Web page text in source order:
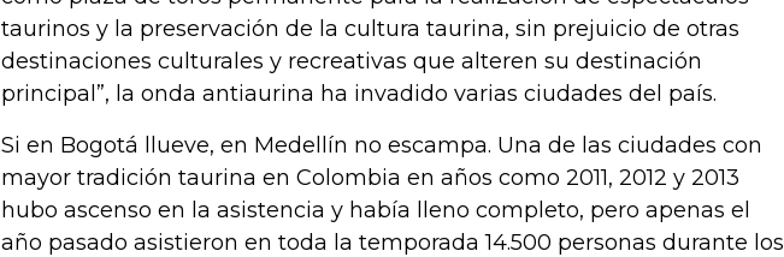
taurinos y la preservación de la cultura taurina, sin prejuicio de otras
destinaciones culturales y recreativas que alteren su destinación
principal”, la onda antiaurina ha invadido varias ciudades del país.
Si en Bogotá llueve, en Medellín no escampa. Una de las ciudades con
mayor tradición taurina en Colombia en años como 2011, 2012 y 2013
hubo ascenso en la asistencia y había lleno completo, pero apenas el
año pasado asistieron en toda la temporada 14.500 personas durante los